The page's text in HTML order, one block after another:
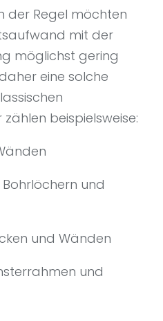
der Regel möchten
mit der
möglichst gering
eine solche
beispielsweise:
und
und Wänden
und